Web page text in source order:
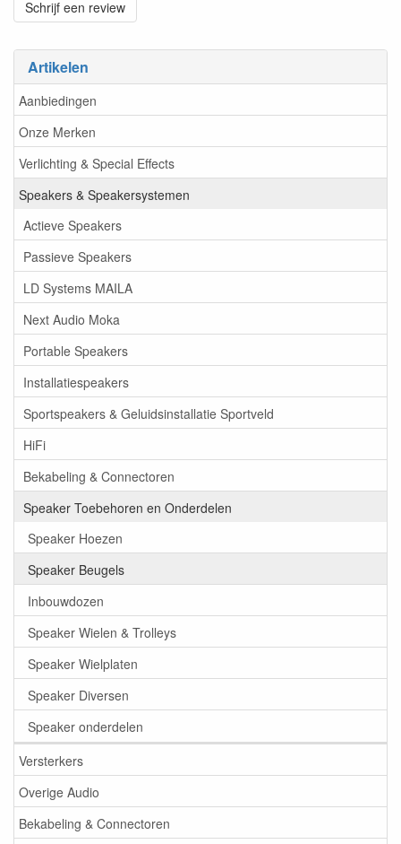
Artikelen
Aanbiedingen
Onze Merken
Verlichting & Special Effects
Speakers & Speakersystemen
Actieve Speakers
Passieve Speakers
LD Systems MAILA
Next Audio Moka
Portable Speakers
Installatiespeakers
Sportspeakers & Geluidsinstallatie Sportveld
HiFi
Bekabeling & Connectoren
Speaker Toebehoren en Onderdelen
Speaker Hoezen
Speaker Beugels
Inbouwdozen
Speaker Wielen & Trolleys
Speaker Wielplaten
Speaker Diversen
Speaker onderdelen
Versterkers
Overige Audio
Bekabeling & Connectoren
Schrijf een review